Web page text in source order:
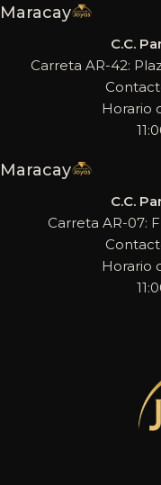
Maracay
C.C.
Carreta AR-42:
Horario
Maracay
C.C.
Carreta AR-07:
Horario